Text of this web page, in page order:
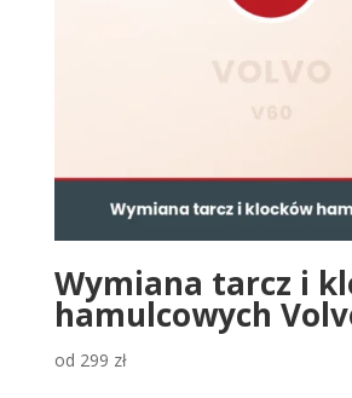
Wymiana tarcz i
hamulcowych
od 299 zł